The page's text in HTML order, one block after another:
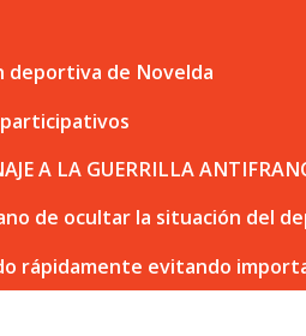
deportiva de Novelda
A LA GUERRILLA
de ocultar la situación del
rápidamente evitando